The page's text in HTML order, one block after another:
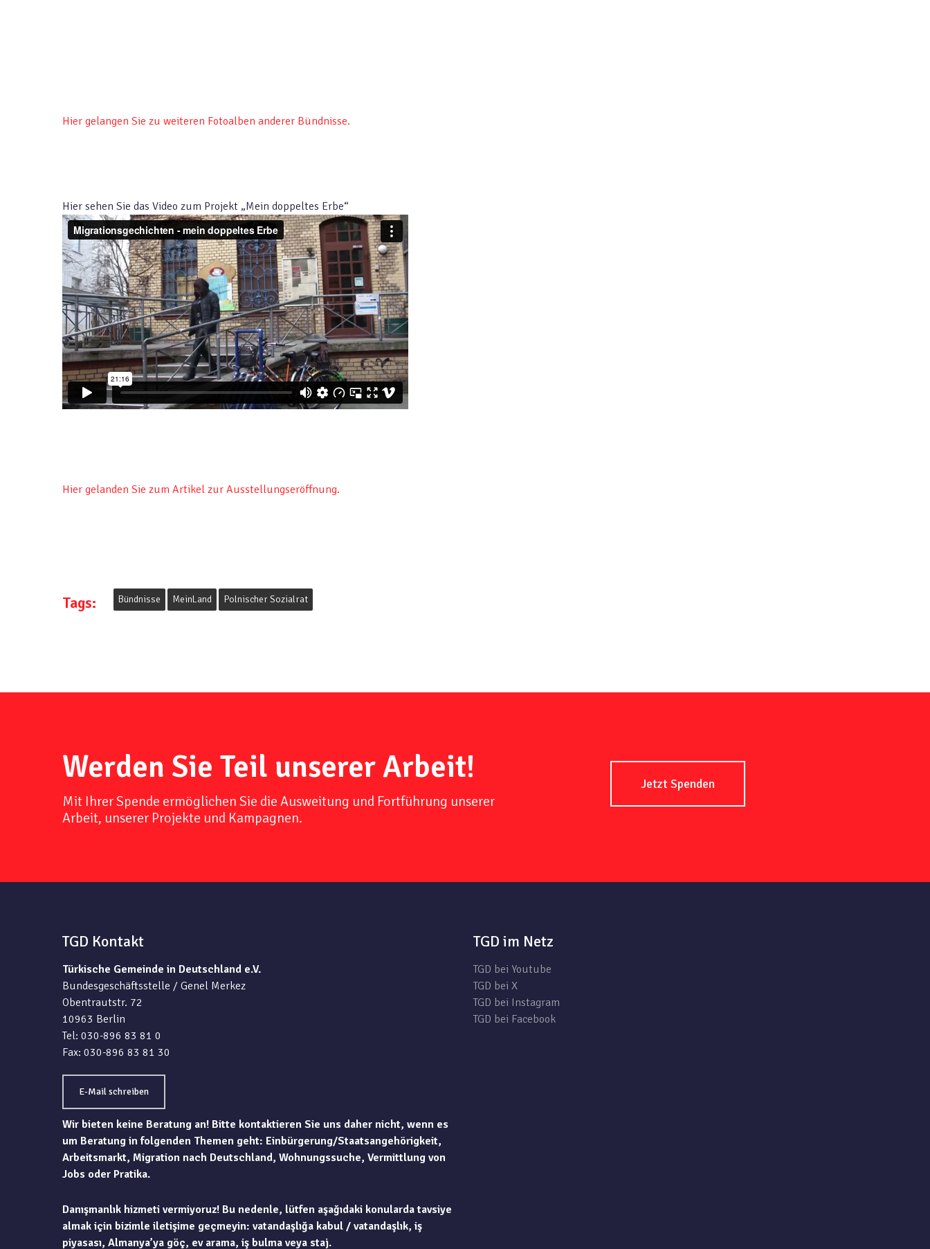
Hier gelangen Sie zu weiteren Fotoalben anderer Bündnisse.
Hier sehen Sie das Video zum Projekt „Mein doppeltes Erbe“
Hier gelanden Sie zum Artikel zur Ausstellungseröffnung.
Tags: Bündnisse MeinLand Polnischer Sozialrat
Werden Sie Teil unserer Arbeit!
Mit Ihrer Spende ermöglichen Sie die Ausweitung und Fortführung unserer
Arbeit, unserer Projekte und Kampagnen.
Jetzt Spenden
TGD Kontakt
Türkische Gemeinde in Deutschland e.V.
Bundesgeschäftsstelle / Genel Merkez
Obentrautstr. 72
10963 Berlin
Tel: 030-896 83 81 0
Fax: 030-896 83 81 30
E-Mail schreiben
Wir bieten keine Beratung an! Bitte kontaktieren Sie uns daher nicht, wenn es
um Beratung in folgenden Themen geht: Einbürgerung/Staatsangehörigkeit,
Arbeitsmarkt, Migration nach Deutschland, Wohnungssuche, Vermittlung von
Jobs oder Pratika.
Danışmanlık hizmeti vermiyoruz! Bu nedenle, lütfen aşağıdaki konularda tavsiye
almak için bizimle iletişime geçmeyin: vatandaşlığa kabul / vatandaşlık, iş
piyasası, Almanya’ya göç, ev arama, iş bulma veya staj.
TGD im Netz
TGD bei Youtube
TGD bei X
TGD bei Instagram
TGD bei Facebook